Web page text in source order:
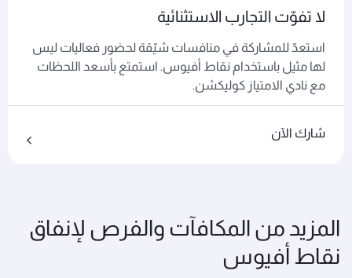
لا تفوّت التجارب الاستثنائية
استعدّ للمشاركة في منافسات شيّقة لحضور فعاليات ليس
لها مثيل باستخدام نقاط أفيوس. استمتع بأسعد اللحظات
مع نادي الامتياز كوليكشن.
شارك الآن
المزيد من المكافآت والفرص لإنفاق
نقاط أفيوس